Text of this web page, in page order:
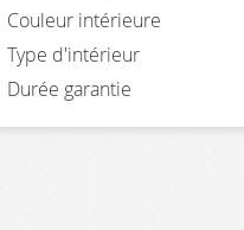
Couleur intérieure
Type d'intérieur
Durée garantie